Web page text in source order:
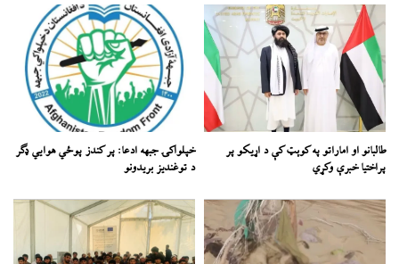
طالبانو او اماراتو په کوېټ کې د اړیکو پر
پراختیا خبرې وکړي
خپلواکۍ جبهه ادعا: پر کندز پوځي هوايي ډګر
د توغندیز بریدونو